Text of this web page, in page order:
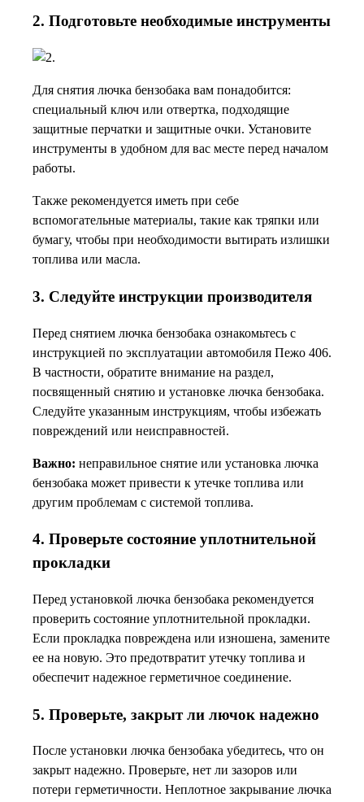
2. Подготовьте необходимые инструменты
Для снятия лючка бензобака вам понадобится:
специальный ключ или отвертка, подходящие
защитные перчатки и защитные очки. Установите
инструменты в удобном для вас месте перед началом
работы.
Также рекомендуется иметь при себе
вспомогательные материалы, такие как тряпки или
бумагу, чтобы при необходимости вытирать излишки
топлива или масла.
3. Следуйте инструкции производителя
Перед снятием лючка бензобака ознакомьтесь с
инструкцией по эксплуатации автомобиля Пежо 406.
В частности, обратите внимание на раздел,
посвященный снятию и установке лючка бензобака.
Следуйте указанным инструкциям, чтобы избежать
повреждений или неисправностей.
Важно: неправильное снятие или установка лючка
бензобака может привести к утечке топлива или
другим проблемам с системой топлива.
4. Проверьте состояние уплотнительной
прокладки
Перед установкой лючка бензобака рекомендуется
проверить состояние уплотнительной прокладки.
Если прокладка повреждена или изношена, замените
ее на новую. Это предотвратит утечку топлива и
обеспечит надежное герметичное соединение.
5. Проверьте, закрыт ли лючок надежно
После установки лючка бензобака убедитесь, что он
закрыт надежно. Проверьте, нет ли зазоров или
потери герметичности. Неплотное закрывание лючка